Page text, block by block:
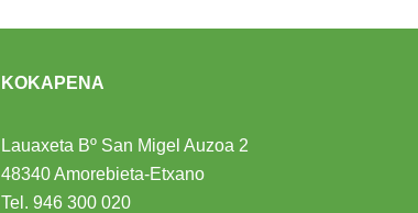
KOKAPENA
Lauaxeta Bº San Migel Auzoa 2
48340 Amorebieta-Etxano
Tel.946 300 020